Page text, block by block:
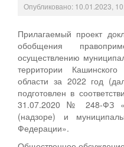
Опубликовано: 10.01.2023,
Прилагаемый проект
обобщения
осуществлению
территории Кашинского
области за 2022 год
подготовлен в
31.07.2020 № 248-ФЗ «О
(надзоре) и
Федерации».